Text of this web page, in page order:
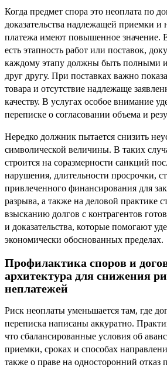
Когда предмет спора это неоплата по
доказательства надлежащей приемки и
платежа имеют повышенное значение.
есть этапность работ или поставок,
каждому этапу должны быть полными и
друг другу. При поставках важно
товара и отсутствие надлежаще
качеству. В услугах особое внимание
переписке о согласовании объема и
Нередко должник пытается снизить
символической величины. В таких
строится на соразмерности санкций
нарушения, длительности просрочки,
привлеченного финансирования для
разрыва, а также на деловой практике
взысканию долгов с контрагентов
и доказательства, которые помогают
экономически обоснованных пределах.
Профилактика споров и
архитектура для снижения
неплатежей
Риск неоплаты уменьшается там, где
переписка написаны аккуратно.
что сбалансированные условия об
приемки, сроках и способах
также о праве на односторонний отказ